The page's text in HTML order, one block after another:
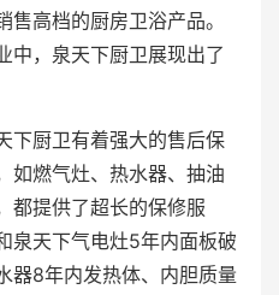
高档的厨房卫浴产品。
中，泉天下厨卫展现出了
下厨卫有着强大的售后保
如燃气灶、热水器、抽油
都提供了超长的保修服
泉天下气电灶5年内面板破
器8年内发热体、内胆质量